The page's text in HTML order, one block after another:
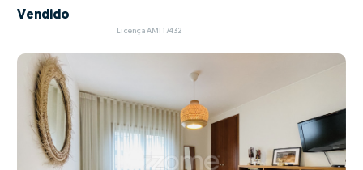
Vendido
Licença AMI 17432